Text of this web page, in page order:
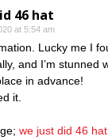
46 hat
at 5:54 am
Lucky me I
and I’m stunned
in advance!
it.
we just did 46 hat